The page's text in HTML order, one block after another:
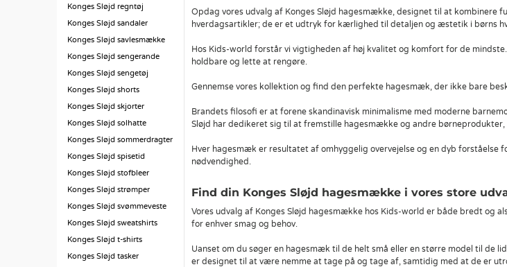
Konges Sløjd regntøj
Konges Sløjd sandaler
Konges Sløjd savlesmække
Konges Sløjd sengerande
Konges Sløjd sengetøj
Konges Sløjd shorts
Konges Sløjd skjorter
Konges Sløjd solhatte
Konges Sløjd sommerdragter
Konges Sløjd spisetid
Konges Sløjd stofbleer
Konges Sløjd strømper
Konges Sløjd svømmeveste
Konges Sløjd sweatshirts
Konges Sløjd t-shirts
Konges Sløjd tasker
Opdag vores udvalg af Konges Sløjd hagesmække, designet til at
hverdagsartikler; de er et udtryk for kærlighed til detaljen og æstetik i børns
Hos Kids-world forstår vi vigtigheden af høj kvalitet og komfort for de
holdbare og lette at rengøre.
Gennemse vores kollektion og find den perfekte hagesmæk, der ikke bare
Brandets filosofi er at forene skandinavisk minimalisme med moderne
Sløjd har dedikeret sig til at fremstille hagesmække og andre
Hver hagesmæk er resultatet af omhyggelig overvejelse og en dyb
nødvendighed.
Find din Konges Sløjd hagesmække i vores store
Vores udvalg af Konges Sløjd hagesmække hos Kids-world er både bredt og
for enhver smag og behov.
Uanset om du søger en hagesmæk til de helt små eller en større model til de
er designet til at være nemme at tage på og tage af, samtidig med at de er